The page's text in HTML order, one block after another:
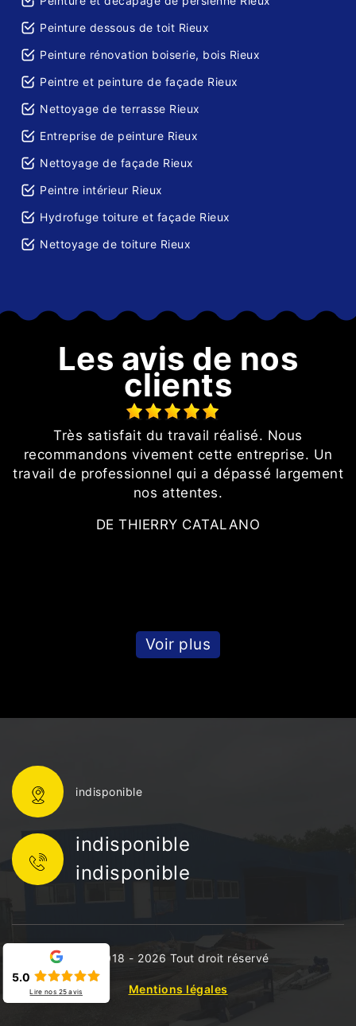
Peinture dessous de toit Rieux
Peinture rénovation boiserie, bois Rieux
Peintre et peinture de façade Rieux
Nettoyage de terrasse Rieux
Entreprise de peinture Rieux
Nettoyage de façade Rieux
Peintre intérieur Rieux
Hydrofuge toiture et façade Rieux
Nettoyage de toiture Rieux
Les avis de nos
clients
Très satisfait du travail réalisé. Nous
recommandons vivement cette entreprise. Un
travail de professionnel qui a dépassé largement
nos attentes.
DE THIERRY CATALANO
Voir plus
indisponible
indisponible
indisponible
©2018 - 2026 Tout droit réservé
Mentions légales
5.0
Lire nos 25avis